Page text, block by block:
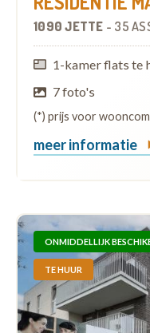
1090 JETTE - 35
1-kamer flats te
7 foto's
(*) prijs voor
meer informatie
ONMIDDELLIJK
TE HUUR